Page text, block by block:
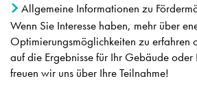
Allgemeine Informationen zu
Wenn Sie Interesse haben, mehr über
Optimierungsmöglichkeiten zu erfahren
auf die Ergebnisse für Ihr Gebäude oder
freuen wir uns über Ihre Teilnahme!